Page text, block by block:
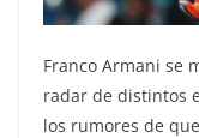
Franco Armani se
radar de distintos
los rumores de